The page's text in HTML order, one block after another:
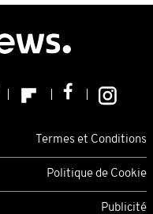
Termes et Conditions
Politique de Cookie
Publicité